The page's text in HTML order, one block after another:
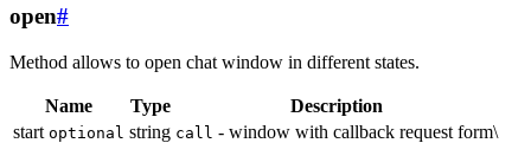
open#
Method allows to open chat window in different states.
Name Type
Description
start optional string call - window with callback request form\